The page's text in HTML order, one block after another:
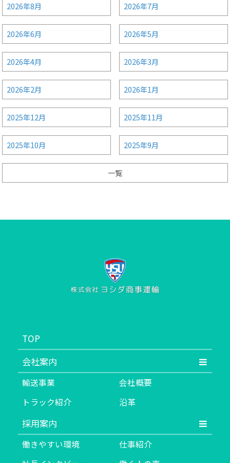
2026年8月 2026年7月
2026年6月 2026年5月
2026年4月 2026年3月
2026年2月 2026年1月
2025年12月 2025年11月
2025年10月 2025年9月
一覧
TOP
会社案内
輸送事業
会社概要
トラック紹介
沿革
採用案内
働きやすい環境
仕事紹介